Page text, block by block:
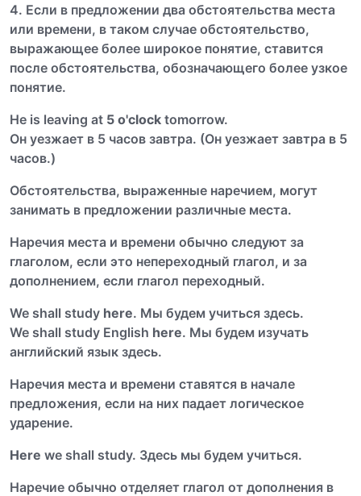
4. Если в предложении два обстоятельства места
или времени, в таком случае обстоятельство,
выражающее более широкое понятие, ставится
после обстоятельства, обозначающего более узкое
понятие.
Не is leaving at 5 o'clock tomorrow.
Он уезжает в 5 часов завтра. (Он уезжает завтра в 5
часов.)
Обстоятельства, выраженные наречием, могут
занимать в предложении различные места.
Наречия места и времени обычно следуют за
глаголом, если это непереходный глагол, и за
дополнением, если глагол переходный.
We shall study here. Мы будем учиться здесь.
We shall study English here. Мы будем изучать
английский язык здесь.
Наречия места и времени ставятся в начале
предложения, если на них падает логическое
ударение.
Here we shall study. Здесь мы будем учиться.
Наречие обычно отделяет глагол от дополнения в